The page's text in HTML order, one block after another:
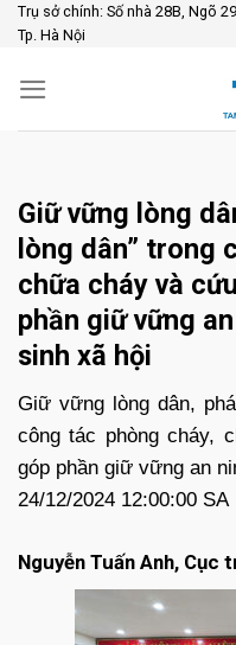
Skip
content
Trụ sở chính: Số nhà 28B, Ngõ
Tp. Hà Nội
Giữ vững lòng
lòng dân” trong
chữa cháy và
phần giữ vững
sinh xã hội
Giữ vững lòng dân,
công tác phòng cháy,
góp phần giữ vững an
24/12/2024 12:00:00 SA
Nguyễn Tuấn Anh, Cục